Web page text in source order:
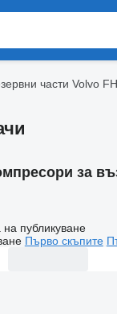
части Volvo FH
за
на публикуване
Първо скъпите